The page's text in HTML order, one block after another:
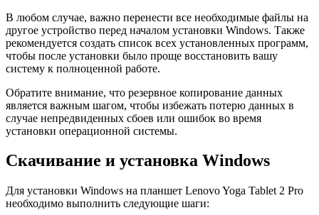
В любом случае, важно перенести все необходимые файлы на
другое устройство перед началом установки Windows. Также
рекомендуется создать список всех установленных программ,
чтобы после установки было проще восстановить вашу
систему к полноценной работе.
Обратите внимание, что резервное копирование данных
является важным шагом, чтобы избежать потерю данных в
случае непредвиденных сбоев или ошибок во время
установки операционной системы.
Скачивание и установка Windows
Для установки Windows на планшет Lenovo Yoga Tablet 2 Pro
необходимо выполнить следующие шаги: